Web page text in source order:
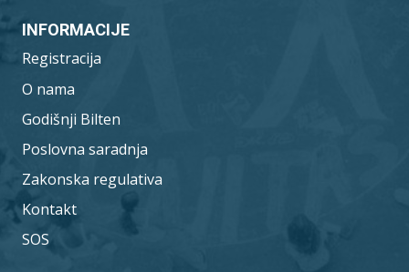
INFORMACIJE
Registracija
O nama
Godišnji Bilten
Poslovna saradnja
Zakonska regulativa
Kontakt
SOS